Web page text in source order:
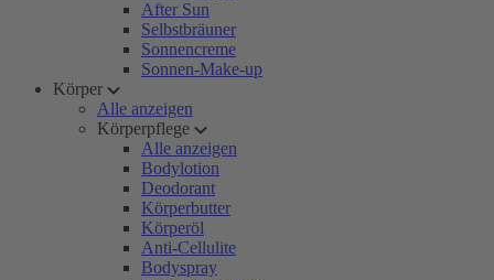
After Sun
Selbstbräuner
Sonnencreme
Sonnen-Make-up
Körper
Alle anzeigen
Körperpflege
Alle anzeigen
Bodylotion
Deodorant
Körperbutter
Körperöl
Anti-Cellulite
Bodyspray